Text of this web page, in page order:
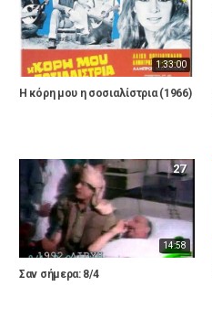
1:33:00
Η κόρη μου η σοσιαλίστρια (1966)
14:58
27
Σαν σήμερα: 8/4